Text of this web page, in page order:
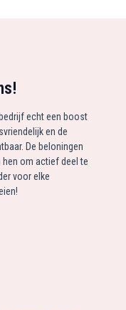
echt een boost
en de
De beloningen
om actief deel te
voor elke